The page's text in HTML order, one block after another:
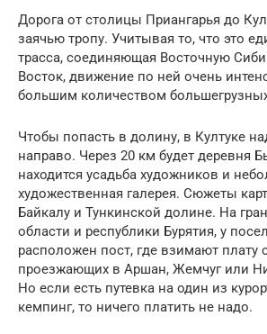
Дорога от столицы Приангарья до
заячью тропу. Учитывая то, что это
трасса, соединяющая Восточную
Восток, движение по ней очень
большим количеством
Чтобы попасть в долину, в Култуке
направо. Через 20 км будет деревня
находится усадьба художников и
художественная галерея. Сюжеты
Байкалу и Тункинской долине. На
области и республики Бурятия, у
расположен пост, где взимают плату
проезжающих в Аршан, Жемчуг или
Но если есть путевка на один из
кемпинг, то ничего платить не надо.